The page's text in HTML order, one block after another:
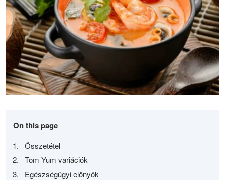
On this page
Összetétel
Tom Yum variációk
Egészségügyi előnyök